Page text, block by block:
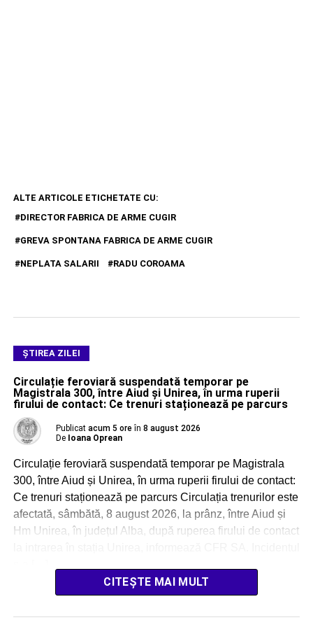
ALTE ARTICOLE ETICHETATE CU:
DIRECTOR FABRICA DE ARME CUGIR
GREVA SPONTANA FABRICA DE ARME CUGIR
NEPLATA SALARII RADU COROAMA
ŞTIREA ZILEI
Circulație feroviară suspendată temporar pe
Magistrala 300, între Aiud și Unirea, în urma ruperii
firului de contact: Ce trenuri staționează pe parcurs
Publicat acum 5 ore în 8 august 2026
De Ioana Oprean
Circulație feroviară suspendată temporar pe Magistrala
300, între Aiud și Unirea, în urma ruperii firului de contact:
Ce trenuri staționează pe parcurs Circulația trenurilor este
afectată, sâmbătă, 8 august 2026, la prânz, între Aiud și
Hm Unirea, în județul Alba, după ruperea firului de contact
CITEȘTE MAI MULT